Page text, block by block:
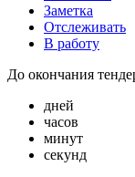
Заметка
Отслеживать
В работу
До окончания
дней
часов
минут
секунд